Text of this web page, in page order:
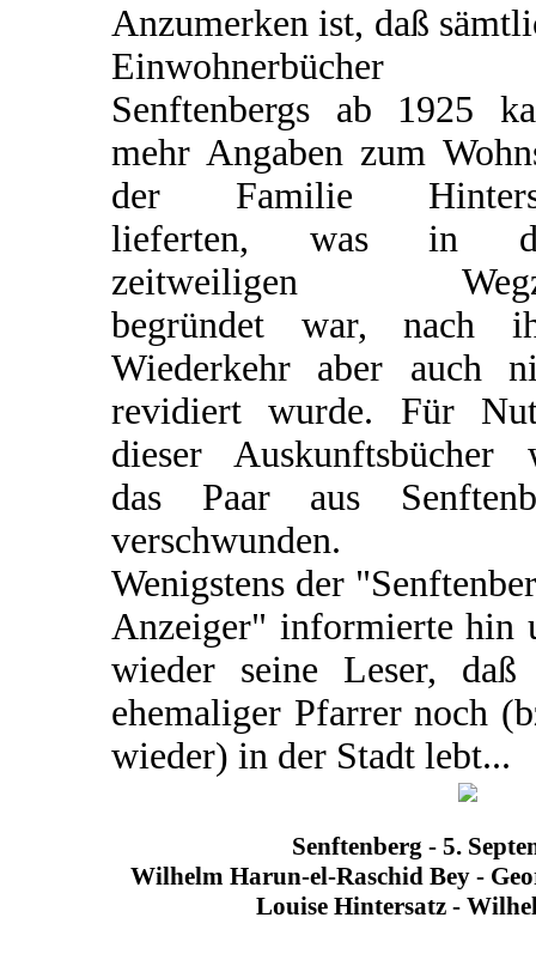
Anzumerken ist, daß
Einwohnerbücher
Senftenbergs ab 1925
mehr Angaben zum
der Familie
lieferten, was in
zeitweiligen
begründet war, nach
Wiederkehr aber auch
revidiert wurde. Für
dieser Auskunftsbücher
das Paar aus
verschwunden.
Wenigstens der
Anzeiger" informierte hin
wieder seine Leser,
ehemaliger Pfarrer noch
wieder) in der Stadt lebt...
Senftenberg - 5.
Wilhelm Harun-el-Raschid Bey -
Louise Hintersatz -